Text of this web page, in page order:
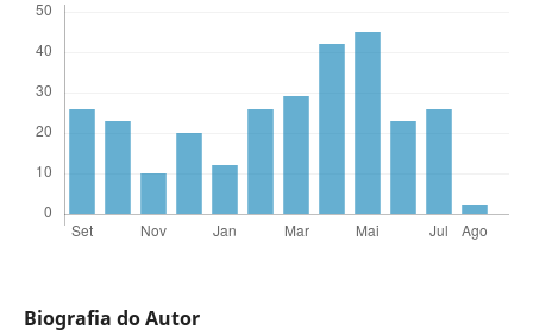
Biografia do Autor